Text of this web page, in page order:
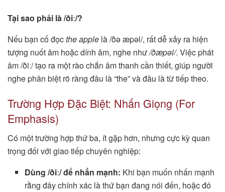
Tại sao phải là /ðiː/?
Nếu bạn cố đọcthe apple là /ðə æpəl/, rất dễ xảy ra hiện
tượng nuốt âm hoặc dính âm, nghe như/ðæpəl/. Việc phát
âm /ðiː/ tạo ra một rào chắn âm thanh cần thiết, giúp người
nghe phân biệt rõ ràng đâu là “the” và đâu là từ tiếp theo.
Trường Hợp Đặc Biệt: Nhấn Giọng (For
Emphasis)
Có một trường hợp thứ ba, ít gặp hơn, nhưng cực kỳ quan
trọng đối với giao tiếp chuyên nghiệp:
Dùng /ðiː/ để nhấn mạnh: Khi bạn muốn nhấn mạnh
rằng đây chính xác là thứ bạn đang nói đến, hoặc đó